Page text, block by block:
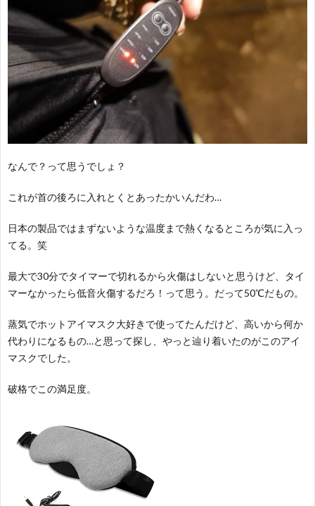
なんで？って思うでしょ？
これが首の後ろに入れとくとあったかいんだわ…
日本の製品ではまずないような温度まで熱くなるところが気に入っ
てる。笑
最大で30分でタイマーで切れるから火傷はしないと思うけど、タイ
マーなかったら低音火傷するだろ！って思う。だって50℃だもの。
蒸気でホットアイマスク大好きで使ってたんだけど、高いから何か
代わりになるもの…と思って探し、やっと辿り着いたのがこのアイ
マスクでした。
破格でこの満足度。